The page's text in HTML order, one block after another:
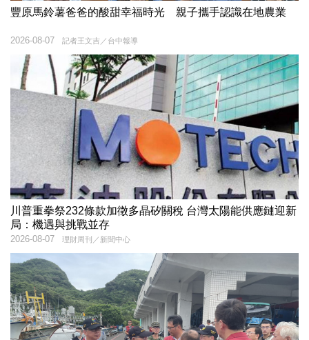
豐原馬鈴薯爸爸的酸甜幸福時光 親子攜手認識在地農業
記者王文吉／台中報導
2026-08-07
川普重拳祭232條款加徵多晶矽關稅 台灣太陽能供應鏈迎新
局：機遇與挑戰並存
理財周刊／新聞中心
2026-08-07